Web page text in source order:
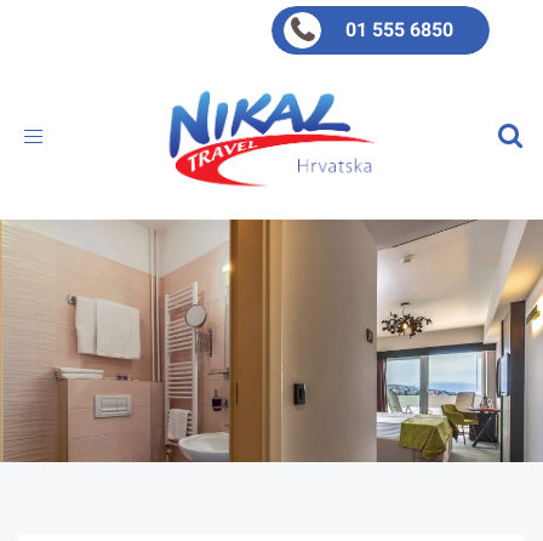
01 555 6850
Toggle